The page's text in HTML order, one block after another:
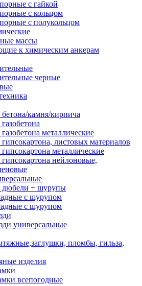
с гайкой
с кольцом
с полукольцом
массы
к химическим анкерам
черные
камня/кирпича
металлические
листовых материалов
металлические
нейлоновые,
дюбели + шурупы
с шурупом
с шурупом
универсальные
пломбы, гильза,
изделия
всепогодные